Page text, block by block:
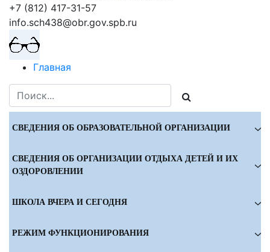
+7 (812) 417-31-57
info.sch438@obr.gov.spb.ru
Главная
СВЕДЕНИЯ ОБ ОБРАЗОВАТЕЛЬНОЙ ОРГАНИЗАЦИИ
СВЕДЕНИЯ ОБ ОРГАНИЗАЦИИ ОТДЫХА ДЕТЕЙ И ИХ
ОЗДОРОВЛЕНИИ
ШКОЛА ВЧЕРА И СЕГОДНЯ
РЕЖИМ ФУНКЦИОНИРОВАНИЯ